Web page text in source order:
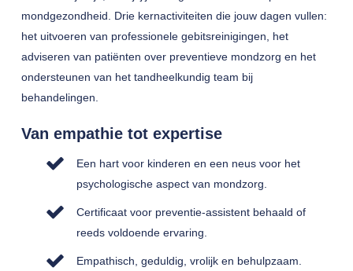
mondgezondheid. Drie kernactiviteiten die jouw dagen vullen:
het uitvoeren van professionele gebitsreinigingen, het
adviseren van patiënten over preventieve mondzorg en het
ondersteunen van het tandheelkundig team bij
behandelingen.
Van empathie tot expertise
Een hart voor kinderen en een neus voor het
psychologische aspect van mondzorg.
Certificaat voor preventie-assistent behaald of
reeds voldoende ervaring.
Empathisch, geduldig, vrolijk en behulpzaam.